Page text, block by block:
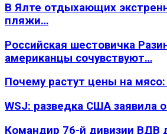
В Ялте отдыхающих
пляжи…
Российская шестовичка
американцы сочувствуют…
Почему растут цены на
WSJ: разведка США заявила
Командир 76-й дивизии ВДВ